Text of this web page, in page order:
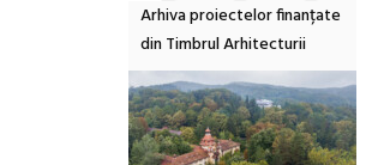
Arhiva proiectelor finanțate
din Timbrul Arhitecturii